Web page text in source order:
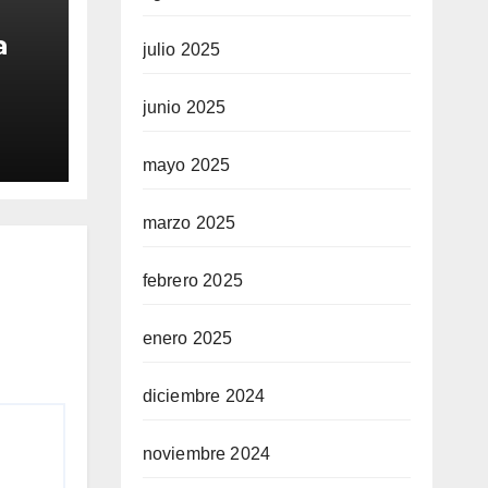
julio 2025
junio 2025
mayo 2025
marzo 2025
febrero 2025
enero 2025
diciembre 2024
noviembre 2024